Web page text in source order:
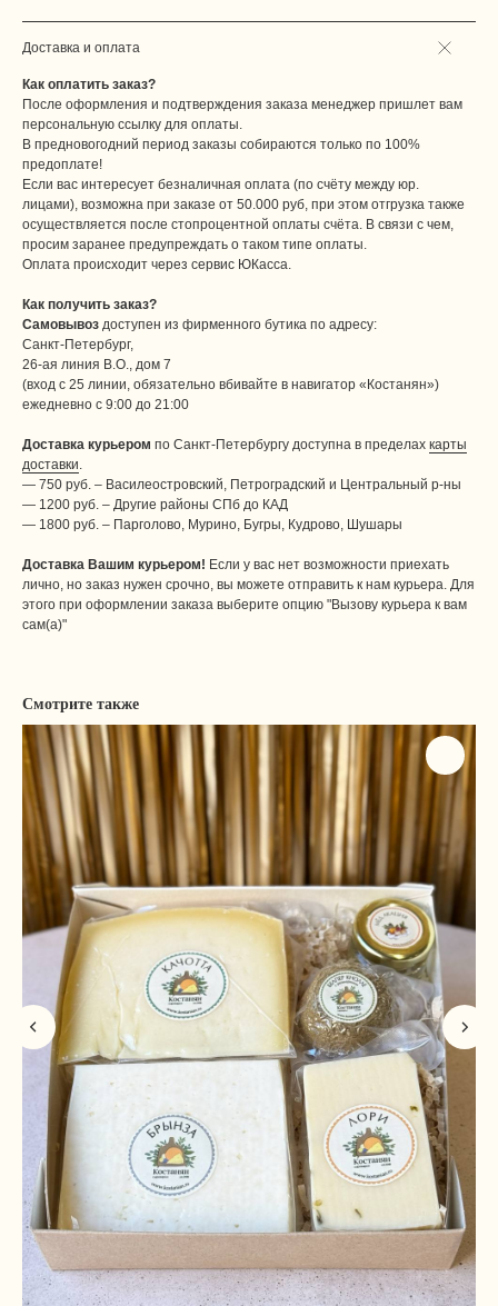
Доставка и оплата
Как оплатить заказ?
После оформления и подтверждения заказа менеджер пришлет вам
персональную ссылку для оплаты.
В предновогодний период заказы собираются только по 100%
предоплате!
Если вас интересует безналичная оплата (по счёту между юр.
лицами), возможна при заказе от 50.000 руб, при этом отгрузка также
осуществляется после стопроцентной оплаты счёта. В связи с чем,
просим заранее предупреждать о таком типе оплаты.
Оплата происходит через сервис ЮКасса.
Как получить заказ?
Самовывоз доступен из фирменного бутика по адресу:
Санкт-Петербург,
26-ая линия В.О., дом 7
(вход с 25 линии, обязательно вбивайте в навигатор «Костанян»)
ежедневно с 9:00 до 21:00
Доставка курьером по Санкт-Петербургу доступна в пределах карты
доставки.
— 750 руб. – Василеостровский, Петроградский и Центральный р-ны
— 1200 руб. – Другие районы СПб до КАД
— 1800 руб. – Парголово, Мурино, Бугры, Кудрово, Шушары
Доставка Вашим курьером! Если у вас нет возможности приехать
лично, но заказ нужен срочно, вы можете отправить к нам курьера. Для
этого при оформлении заказа выберите опцию "Вызову курьера к вам
сам(а)"
Смотрите также